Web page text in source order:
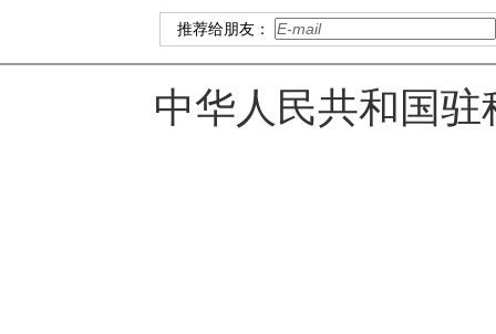
推荐给朋友：
中华人民共和国